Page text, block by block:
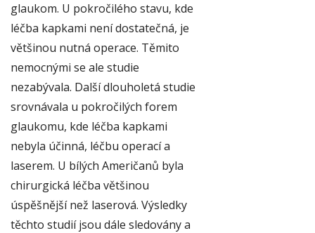
glaukom. U pokročilého stavu, kde
léčba kapkami není dostatečná, je
většinou nutná operace. Těmito
nemocnými se ale studie
nezabývala. Další dlouholetá studie
srovnávala u pokročilých forem
glaukomu, kde léčba kapkami
nebyla účinná, léčbu operací a
laserem. U bílých Američanů byla
chirurgická léčba většinou
úspěšnější než laserová. Výsledky
těchto studií jsou dále sledovány a